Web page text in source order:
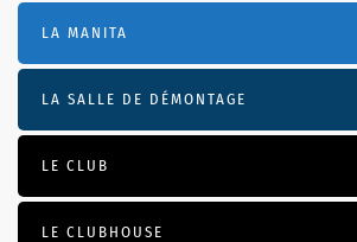
LA MANITA
LA SALLE DE DÉMONTAGE
LE CLUB
LE CLUBHOUSE